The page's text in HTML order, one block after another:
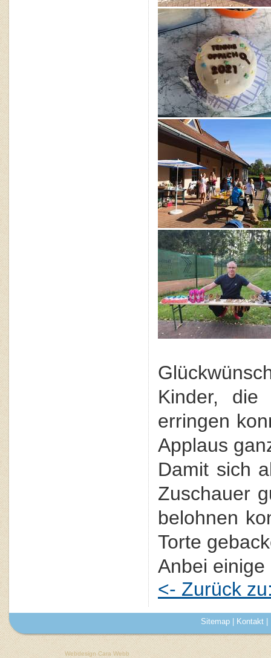
Kinder,
erringen
Applaus
Damit sich
Zuschauer
belohnen
Torte
Anbei
<- Zurück
Sitemap| Kontakt|
Webdesign Cara Webb